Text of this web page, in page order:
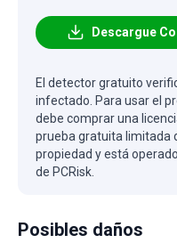
Descargue
El detector gratuito
infectado. Para usar el
debe comprar una
prueba gratuita limitada
propiedad y está
de PCRisk.
Posibles daños